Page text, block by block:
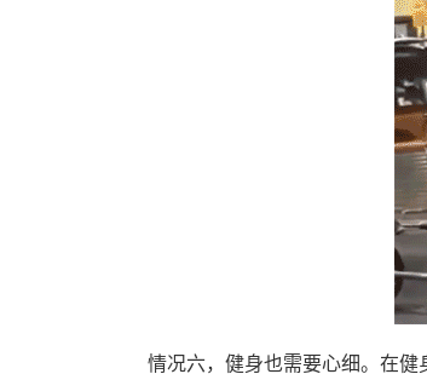
情况六，健身也需要心细。在